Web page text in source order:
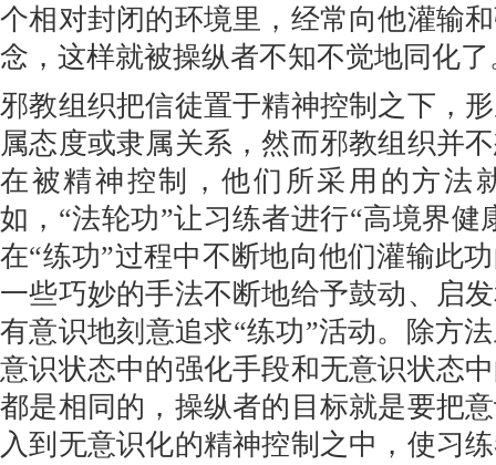
个相对封闭的环境里，经常向他灌输
念，这样就被操纵者不知不觉地同化了
邪教组织把信徒置于精神控制之下，
属态度或隶属关系，然而邪教组织并
在被精神控制，他们所采用的方法
如，“法轮功”让习练者进行“高境界健
在“练功”过程中不断地向他们灌输此
一些巧妙的手法不断地给予鼓动、启
有意识地刻意追求“练功”活动。除方
意识状态中的强化手段和无意识状态
都是相同的，操纵者的目标就是要把
入到无意识化的精神控制之中，使习